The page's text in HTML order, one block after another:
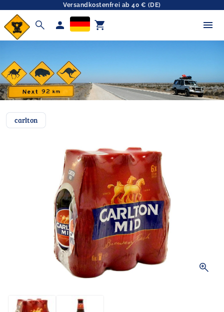
Versandkostenfrei ab 40 € (DE)
search person shopping_cart
carlton
zoom_in